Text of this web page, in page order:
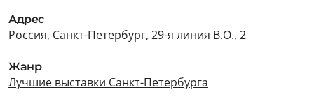
Адрес
Россия, Санкт-Петербург, 29-я линия В.О., 2
Жанр
Лучшие выставки Санкт-Петербурга